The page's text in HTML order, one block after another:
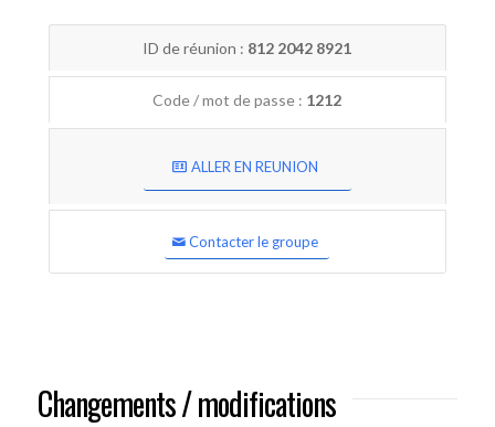
ID de réunion : 812 2042 8921
Code / mot de passe : 1212
ALLER EN REUNION
Contacter le groupe
Changements / modifications